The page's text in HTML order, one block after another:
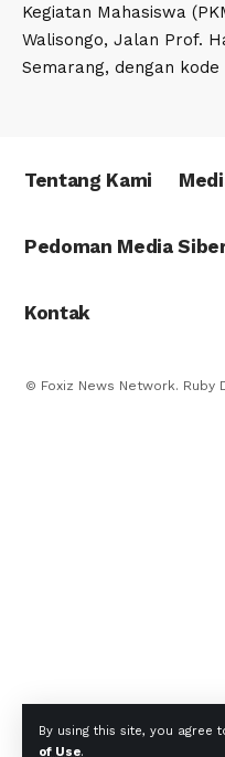
By using this site, you agree
of Use.
Kegiatan Mahasiswa
Walisongo, Jalan Prof.
Semarang, dengan kode
Tentang Kami
Pedoman Media
Kontak
© Foxiz News Network. Ruby